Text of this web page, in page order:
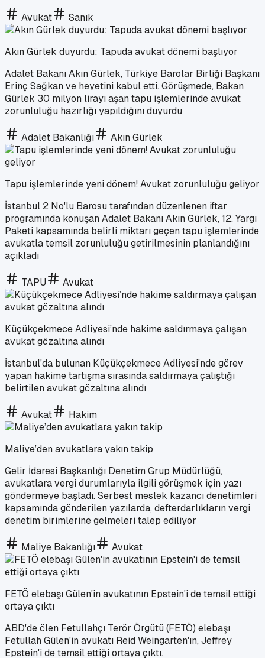
Avukat Sanık
Akın Gürlek duyurdu: Tapuda avukat dönemi başlıyor
Adalet Bakanı Akın Gürlek, Türkiye Barolar Birliği Başkanı
Erinç Sağkan ve heyetini kabul etti. Görüşmede, Bakan
Gürlek 30 milyon lirayı aşan tapu işlemlerinde avukat
zorunluluğu hazırlığı yapıldığını duyurdu
Adalet Bakanlığı Akın Gürlek
Tapu işlemlerinde yeni dönem! Avukat zorunluluğu geliyor
İstanbul 2 No'lu Barosu tarafından düzenlenen iftar
programında konuşan Adalet Bakanı Akın Gürlek, 12. Yargı
Paketi kapsamında belirli miktarı geçen tapu işlemlerinde
avukatla temsil zorunluluğu getirilmesinin planlandığını
açıkladı
TAPU Avukat
Küçükçekmece Adliyesi’nde hakime saldırmaya çalışan
avukat gözaltına alındı
İstanbul'da bulunan Küçükçekmece Adliyesi’nde görev
yapan hakime tartışma sırasında saldırmaya çalıştığı
belirtilen avukat gözaltına alındı
Avukat Hakim
Maliye’den avukatlara yakın takip
Gelir İdaresi Başkanlığı Denetim Grup Müdürlüğü,
avukatlara vergi durumlarıyla ilgili görüşmek için yazı
göndermeye başladı. Serbest meslek kazancı denetimleri
kapsamında gönderilen yazılarda, defterdarlıkların vergi
denetim birimlerine gelmeleri talep ediliyor
Maliye Bakanlığı Avukat
FETÖ elebaşı Gülen'in avukatının Epstein'i de temsil ettiği
ortaya çıktı
ABD'de ölen Fetullahçı Terör Örgütü (FETÖ) elebaşı
Fetullah Gülen'in avukatı Reid Weingarten'ın, Jeffrey
Epstein'i de temsil ettiği ortaya çıktı.